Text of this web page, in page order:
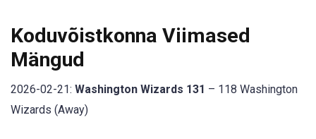
Koduvõistkonna Viimased
Mängud
2026-02-21: Washington Wizards 131 – 118 Washington
Wizards (Away)